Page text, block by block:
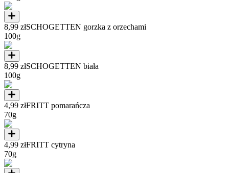
8,99 złSCHOGETTEN gorzka z orzechami
100g
8,99 złSCHOGETTEN biała
100g
4,99 złFRITT pomarańcza
70g
4,99 złFRITT cytryna
70g